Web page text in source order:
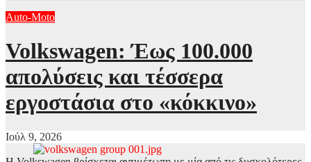
Auto-Moto
Volkswagen: Έως 100.000
απολύσεις και τέσσερα
εργοστάσια στο «κόκκινο»
Ιούλ 9, 2026